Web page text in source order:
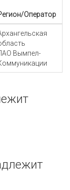
Оператор
Вымпел-